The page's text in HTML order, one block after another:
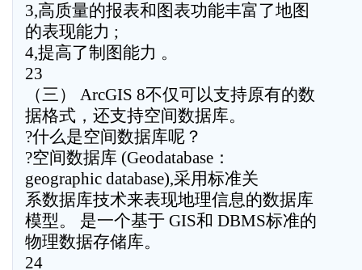
3,高质量的报表和图表功能丰富了地图
的表现能力 ;
4,提高了制图能力 。
23
（三） ArcGIS 8不仅可以支持原有的数
据格式，还支持空间数据库。
?什么是空间数据库呢？
?空间数据库 (Geodatabase：
geographic database),采用标准关
系数据库技术来表现地理信息的数据库
模型。 是一个基于 GIS和 DBMS标准的
物理数据存储库。
24